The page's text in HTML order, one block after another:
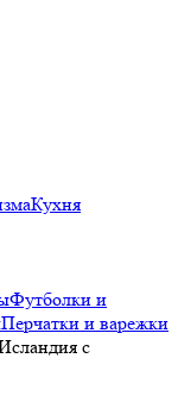
Кухня
Футболки и
Перчатки и варежки
с